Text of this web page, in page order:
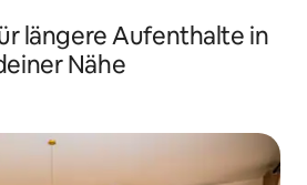
längere Aufenthalte in
Nähe